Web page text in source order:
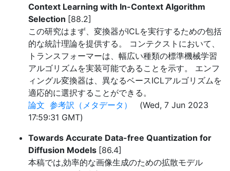
Context Learning with In-Context Algorithm
Selection [88.2]
この研究はまず、変換器がICLを実行するための包括
的な統計理論を提供する。 コンテクストにおいて、
トランスフォーマーは、幅広い種類の標準機械学習
アルゴリズムを実装可能であることを示す。 エンフ
ィングル変換器は、異なるベースICLアルゴリズムを
適応的に選択することができる。
論文 参考訳（メタデータ）
(Wed, 7 Jun 2023
17:59:31 GMT)
Towards Accurate Data-free Quantization for
Diffusion Models [86.4]
本稿では,効率的な画像生成のための拡散モデル